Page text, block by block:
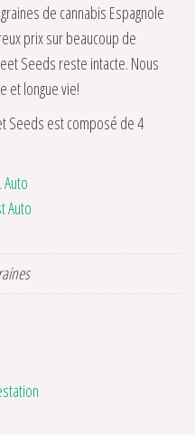
de cannabis Espagnole
prix sur beaucoup de
Seeds reste intacte. Nous
et longue vie!
Seeds est composé de 4
Auto
Auto